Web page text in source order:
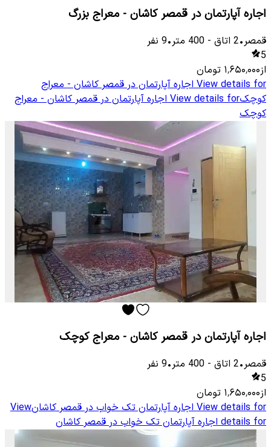
اجاره آپارتمان در قمصر کاشان - معراج بزرگ
قمصر•
2 اتاق -
400 متر•
9 نفر
5
از۱٬۶۵۰٬۰۰۰ تومان
View details for اجاره آپارتمان در قمصر کاشان - معراج
کوچکView details for اجاره آپارتمان در قمصر کاشان - معراج
کوچک
اجاره آپارتمان در قمصر کاشان - معراج کوچک
قمصر•
2 اتاق -
400 متر•
9 نفر
5
از۱٬۶۵۰٬۰۰۰ تومان
View details for اجاره آپارتمان تک خواب در قمصر کاشانView
details for اجاره آپارتمان تک خواب در قمصر کاشان